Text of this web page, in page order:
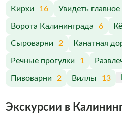
Кирхи 16 Увидеть главное
Ворота Калининграда 6
Сыроварни 2 Канатная
Речные прогулки 1
Пивоварни 2 Виллы 13
Экскурсии в